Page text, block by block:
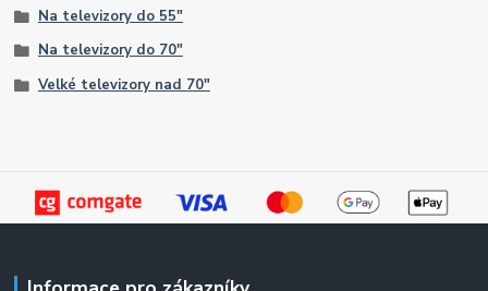
Na televizory do 55"
Na televizory do 70"
Velké televizory nad 70"